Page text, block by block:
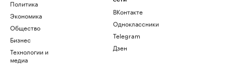
Политика
Экономика
Общество
Бизнес
Технологии и
медиа
ВКонтакте
Одноклассники
Telegram
Дзен